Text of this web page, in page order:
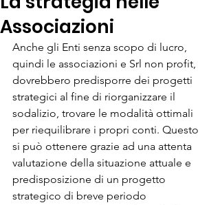
Associazioni
Anche gli Enti senza scopo di lucro,
quindi le associazioni e Srl non profit,
dovrebbero predisporre dei progetti
strategici al fine di riorganizzare il
sodalizio, trovare le modalità ottimali
per riequilibrare i propri conti. Questo
si può ottenere grazie ad una attenta
valutazione della situazione attuale e
predisposizione di un progetto
strategico di breve periodo